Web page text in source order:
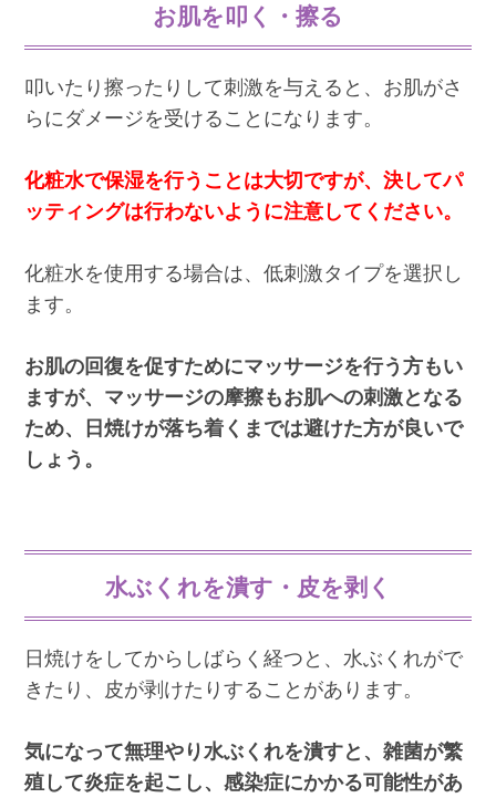
お肌を叩く・擦る
叩いたり擦ったりして刺激を与えると、お肌がさ
らにダメージを受けることになります。
化粧水で保湿を行うことは大切ですが、決してパ
ッティングは行わないように注意してください。
化粧水を使用する場合は、低刺激タイプを選択し
ます。
お肌の回復を促すためにマッサージを行う方もい
ますが、マッサージの摩擦もお肌への刺激となる
ため、日焼けが落ち着くまでは避けた方が良いで
しょう。
水ぶくれを潰す・皮を剥く
日焼けをしてからしばらく経つと、水ぶくれがで
きたり、皮が剥けたりすることがあります。
気になって無理やり水ぶくれを潰すと、雑菌が繁
殖して炎症を起こし、感染症にかかる可能性があ